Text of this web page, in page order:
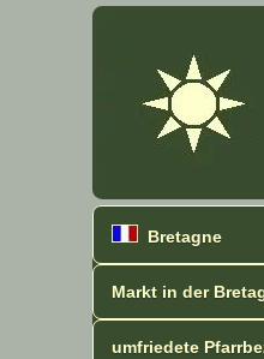
Bretagne
Markt in der
umfriedete